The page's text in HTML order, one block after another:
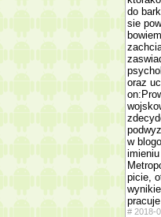
do
sie
oraz
w
picie,
# 2018-